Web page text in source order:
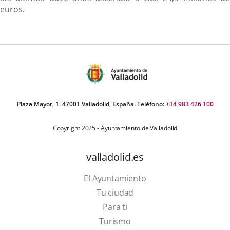
euros.
Plaza Mayor, 1. 47001 Valladolid, España. Teléfono:+34 983 426 100
Copyright 2025 - Ayuntamiento de Valladolid
valladolid.es
El Ayuntamiento
Tu ciudad
Para ti
TurismoThis